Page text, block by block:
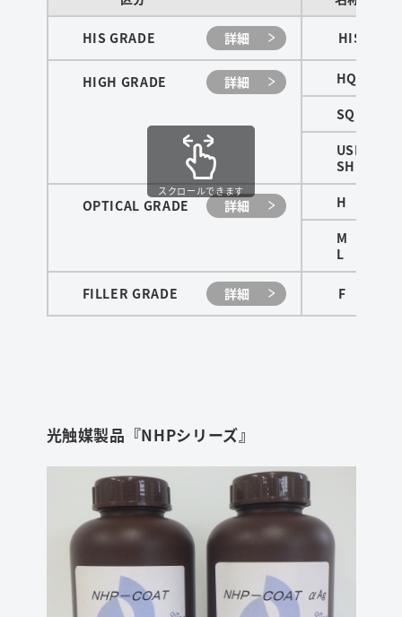
HIS GRADE 詳細 HIS
HIGH GRADE 詳細
HQ
SQ
USH
SH
OPTICAL GRADE 詳細
H
M
L
FILLER GRADE 詳細 F
スクロールできます
光触媒製品『NHPシリーズ』